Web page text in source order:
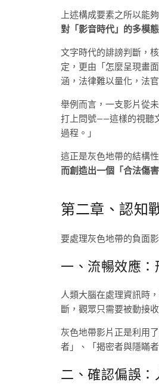
上述構成要素之所以能
對「影音時代」的多模
文字時代的誹謗判斷，
定，更由「怎麼呈現畫
涵，法律難以量化，法
舉例而言，一支影片從
打上問號——這樣的視聽
過程。」
這正是灰色地帶的結構性
而創造出一個「合法傷
第二章、認知
要處理灰色地帶的負面
一、流暢效應
人類大腦在處理資訊時
斷，觀眾只需要被動接
灰色地帶影片正是利用
者」、「揭密者與隱瞞
二、確認偏誤